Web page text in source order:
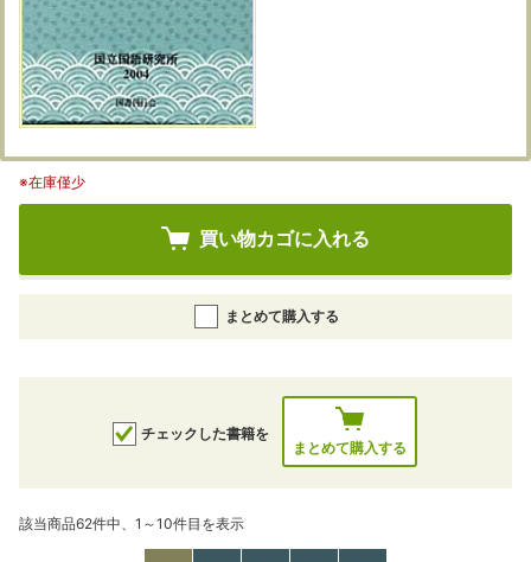
※在庫僅少
買い物カゴに入れる
まとめて購入する
チェックした書籍を
まとめて購入する
該当商品62件中、1～10件目を表示